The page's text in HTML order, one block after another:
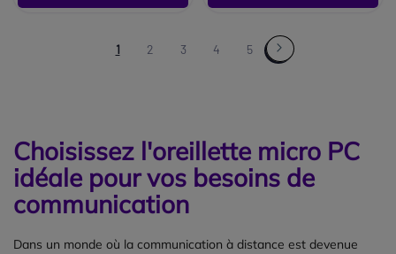
1 2 3 4 5
Choisissez l'oreillette micro PC
idéale pour vos besoins de
communication
Dans un monde où la communication à distance est devenue